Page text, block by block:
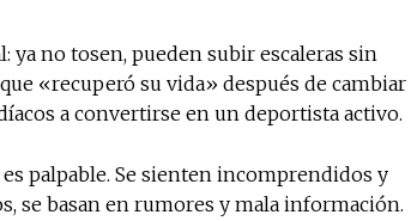
no tosen, pueden subir escaleras sin
«recuperó su vida» después de cambiar
a convertirse en un deportista activo.
palpable. Se sienten incomprendidos y
se basan en rumores y mala información.